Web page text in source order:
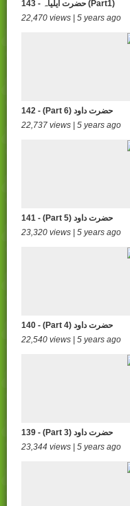
143 - حضرت ایلیاہ (Part1)
22,470 views | 5 years ago
142 - (Part 6) حضرت داود
22,737 views | 5 years ago
141 - (Part 5) حضرت داود
23,320 views | 5 years ago
140 - (Part 4) حضرت داود
22,540 views | 5 years ago
139 - (Part 3) حضرت داود
23,344 views | 5 years ago